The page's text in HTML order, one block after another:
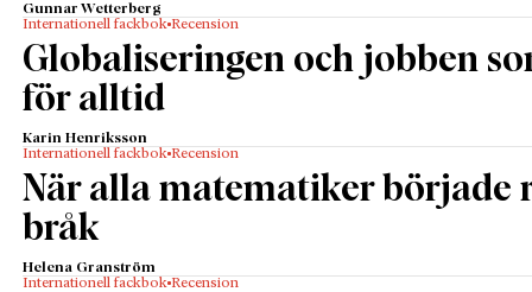
Gunnar Wetterberg
Internationell fackbok Recension
Globaliseringen och jobben
för alltid
Karin Henriksson
Internationell fackbok Recension
När alla matematiker började
bråk
Helena Granström
Internationell fackbok Recension